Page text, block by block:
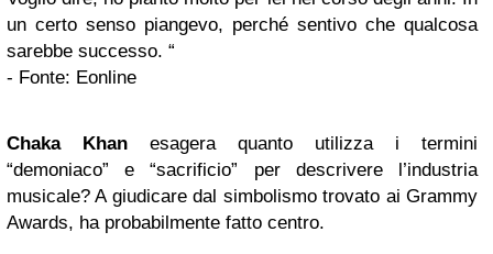
un certo senso piangevo, perché sentivo che qualcosa
sarebbe successo. “
- Fonte: Eonline
Chaka Khan esagera quanto utilizza i termini
“demoniaco” e “sacrificio” per descrivere l’industria
musicale? A giudicare dal simbolismo trovato ai Grammy
Awards, ha probabilmente fatto centro.